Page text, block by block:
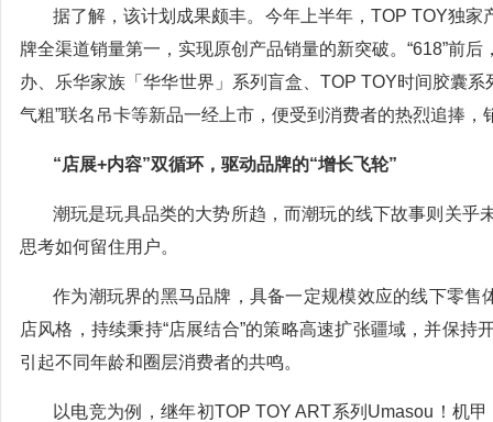
据了解，该计划成果颇丰。今年上半年，TOP TOY独
牌全渠道销量第一，实现原创产品销量的新突破。“618”前
办、乐华家族「华华世界」系列盲盒、TOP TOY时间胶囊
气粗”联名吊卡等新品一经上市，便受到消费者的热烈追捧，
“店展+内容”双循环，驱动品牌的“增长飞轮”
潮玩是玩具品类的大势所趋，而潮玩的线下故事则关乎
思考如何留住用户。
作为潮玩界的黑马品牌，具备一定规模效应的线下零
店风格，持续秉持“店展结合”的策略高速扩张疆域，并保
引起不同年龄和圈层消费者的共鸣。
以电竞为例，继年初TOP TOY ART系列Umasou！机